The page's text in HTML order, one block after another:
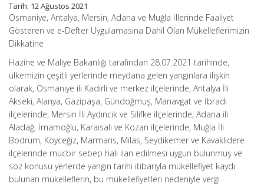
Tarih: 12 Ağustos 2021
Osmaniye, Antalya, Mersin, Adana ve Muğla İllerinde Faaliyet
Gösteren ve e-Defter Uygulamasına Dahil Olan Mükelleflerimizin
Dikkatine
Hazine ve Maliye Bakanlığı tarafından 28.07.2021 tarihinde,
ülkemizin çeşitli yerlerinde meydana gelen yangınlara ilişkin
olarak, Osmaniye ili Kadirli ve merkez ilçelerinde, Antalya İli
Akseki, Alanya, Gazipaşa, Gündoğmuş, Manavgat ve İbradı
ilçelerinde, Mersin İli Aydıncık ve Silifke ilçelerinde; Adana ili
Aladağ, İmamoğlu, Karaisalı ve Kozan ilçelerinde, Muğla İli
Bodrum, Köyceğiz, Marmaris, Milas, Seydikemer ve Kavaklıdere
ilçelerinde mücbir sebep hali ilan edilmesi uygun bulunmuş ve
söz konusu yerlerde yangın tarihi itibarıyla mükellefiyet kaydı
bulunan mükelleflerin, bu mükellefiyetleri nedeniyle vergi